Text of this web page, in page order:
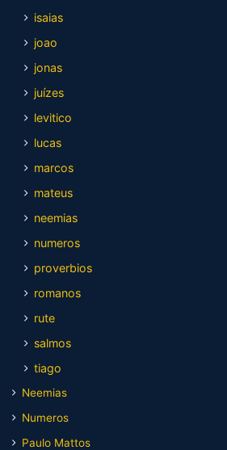
isaias
joao
jonas
juízes
levitico
lucas
marcos
mateus
neemias
numeros
proverbios
romanos
rute
salmos
tiago
Neemias
Numeros
Paulo Mattos